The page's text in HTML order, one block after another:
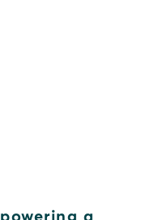
powering a